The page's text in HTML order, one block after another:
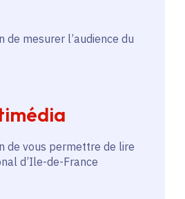
de mesurer l’audience du
de vous permettre de lire
d’Ile-de-France